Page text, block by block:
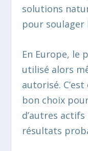
solutions
pour
En Europe, le
utilisé alors
autorisé.
bon choix
d’autres
résultats